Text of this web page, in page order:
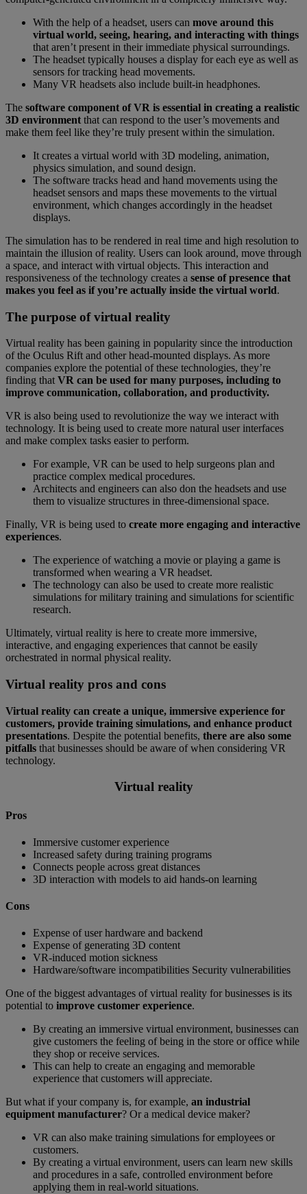
With the help of a headset, users can move around this
virtual world, seeing, hearing, and interacting with things
that aren’t present in their immediate physical surroundings.
The headset typically houses a display for each eye as well as
sensors for tracking head movements.
Many VR headsets also include built-in headphones.
The software component of VR is essential in creating a realistic
3D environment that can respond to the user’s movements and
make them feel like they’re truly present within the simulation.
It creates a virtual world with 3D modeling, animation,
physics simulation, and sound design.
The software tracks head and hand movements using the
headset sensors and maps these movements to the virtual
environment, which changes accordingly in the headset
displays.
The simulation has to be rendered in real time and high resolution to
maintain the illusion of reality. Users can look around, move through
a space, and interact with virtual objects. This interaction and
responsiveness of the technology creates a sense of presence that
makes you feel as if you’re actually inside the virtual world.
The purpose of virtual reality
Virtual reality has been gaining in popularity since the introduction
of the Oculus Rift and other head-mounted displays. As more
companies explore the potential of these technologies, they’re
finding that VR can be used for many purposes, including to
improve communication, collaboration, and productivity.
VR is also being used to revolutionize the way we interact with
technology. It is being used to create more natural user interfaces
and make complex tasks easier to perform.
For example, VR can be used to help surgeons plan and
practice complex medical procedures.
Architects and engineers can also don the headsets and use
them to visualize structures in three-dimensional space.
Finally, VR is being used to create more engaging and interactive
experiences.
The experience of watching a movie or playing a game is
transformed when wearing a VR headset.
The technology can also be used to create more realistic
simulations for military training and simulations for scientific
research.
Ultimately, virtual reality is here to create more immersive,
interactive, and engaging experiences that cannot be easily
orchestrated in normal physical reality.
Virtual reality pros and cons
Virtual reality can create a unique, immersive experience for
customers, provide training simulations, and enhance product
presentations. Despite the potential benefits, there are also some
pitfalls that businesses should be aware of when considering VR
technology.
Virtual reality
Pros
Immersive customer experience
Increased safety during training programs
Connects people across great distances
3D interaction with models to aid hands-on learning
Cons
Expense of user hardware and backend
Expense of generating 3D content
VR-induced motion sickness
Hardware/software incompatibilities Security vulnerabilities
One of the biggest advantages of virtual reality for businesses is its
potential to improve customer experience.
By creating an immersive virtual environment, businesses can
give customers the feeling of being in the store or office while
they shop or receive services.
This can help to create an engaging and memorable
experience that customers will appreciate.
But what if your company is, for example, an industrial
equipment manufacturer? Or a medical device maker?
VR can also make training simulations for employees or
customers.
By creating a virtual environment, users can learn new skills
and procedures in a safe, controlled environment before
applying them in real-world situations.